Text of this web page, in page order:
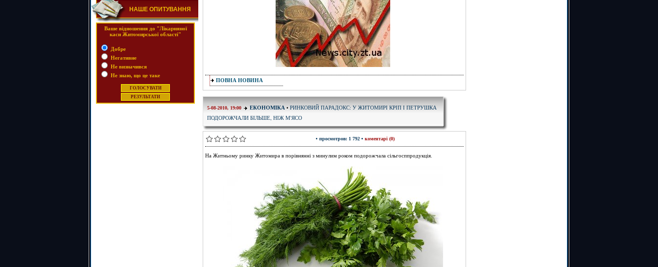
НАШЕ ОПИТУВАННЯ
Ваше відношення до "Лікарняної
каси Житомирської області"
Добре
Негативне
Не визначився
Не знаю, що це таке
ПОВНА НОВИНА
5-08-2010, 19:00 ЕКОНОМІКА • РИНКОВИЙ ПАРАДОКС: У ЖИТОМИРІ КРІП І ПЕТРУШКА
ПОДОРОЖЧАЛИ БІЛЬШЕ, НІЖ М'ЯСО
• просмотров: 1 792 • коментарі (0)
На Житньому ринку Житомира в порівнянні з минулим роком подорожчала сільгосппродукція.